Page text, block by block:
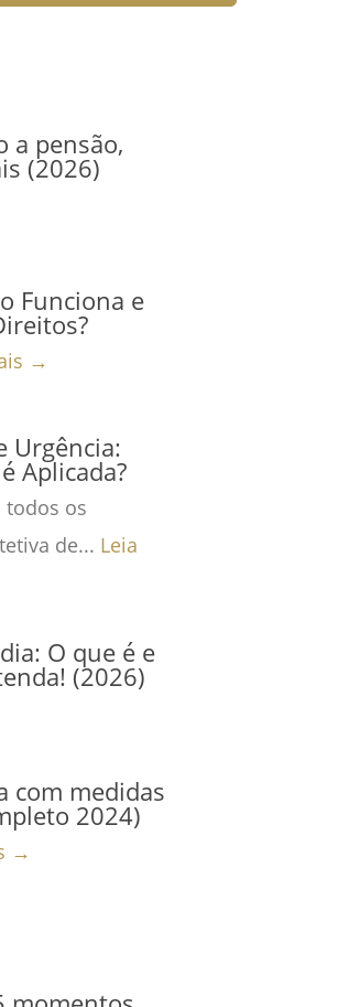
a pensão,
(2026)
Funciona e
→
Urgência:
Aplicada?
todos os
de... Leia
O que é e
(2026)
com medidas
2024)
→